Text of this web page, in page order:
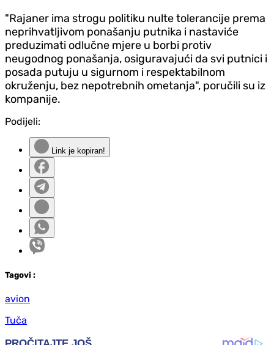
"Rajaner ima strogu politiku nulte tolerancije prema
neprihvatljivom ponašanju putnika i nastaviće
preduzimati odlučne mjere u borbi protiv
neugodnog ponašanja, osiguravajući da svi putnici i
posada putuju u sigurnom i respektabilnom
okruženju, bez nepotrebnih ometanja", poručili su iz
kompanije.
Podijeli:
Link je kopiran!
Tagovi :
avion
Tuča